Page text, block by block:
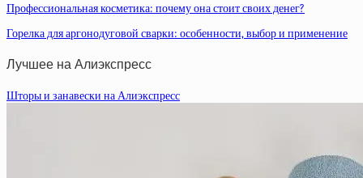
Профессиональная косметика: почему она стоит своих денег?
Горелка для аргонодуговой сварки: особенности, выбор и применение
Лучшее на Алиэкспресс
Шторы и занавески на Алиэкспресс